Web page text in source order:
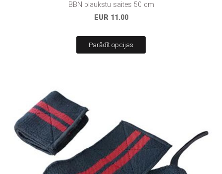
BBN plaukstu saites 50 cm
EUR 11.00
Parādīt opcijas